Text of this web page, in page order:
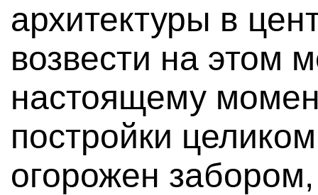
архитектуры в
возвести на этом
настоящему
постройки
огорожен